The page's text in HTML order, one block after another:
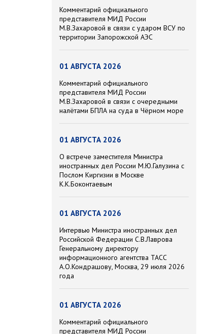
Комментарий официального
представителя МИД России
М.В.Захаровой в связи с ударом ВСУ по
территории Запорожской АЭС
01 АВГУСТА 2026
Комментарий официального
представителя МИД России
М.В.Захаровой в связи с очередными
налётами БПЛА на суда в Чёрном море
01 АВГУСТА 2026
О встрече заместителя Министра
иностранных дел России М.Ю.Галузина с
Послом Киргизии в Москве
К.К.Боконтаевым
01 АВГУСТА 2026
Интервью Министра иностранных дел
Российской Федерации С.В.Лаврова
Генеральному директору
информационного агентства ТАСС
А.О.Кондрашову, Москва, 29 июля 2026
года
01 АВГУСТА 2026
Комментарий официального
представителя МИД России